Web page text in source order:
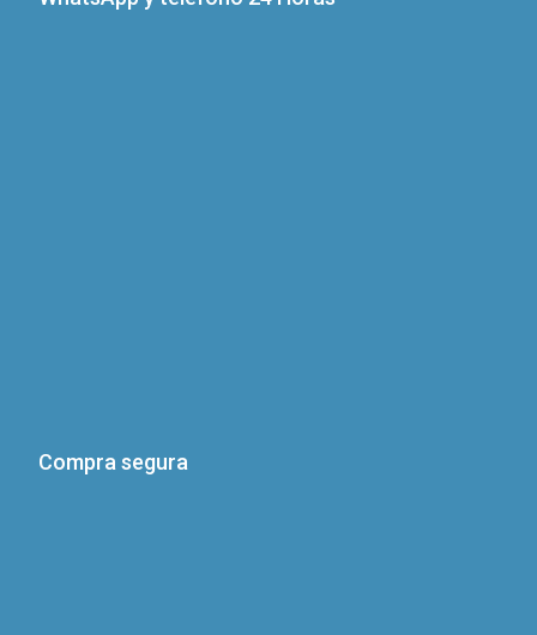
Compra segura